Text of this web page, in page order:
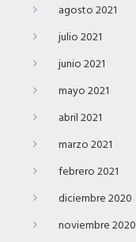
agosto 2021
julio 2021
junio 2021
mayo 2021
abril 2021
marzo 2021
febrero 2021
diciembre 2020
noviembre 2020